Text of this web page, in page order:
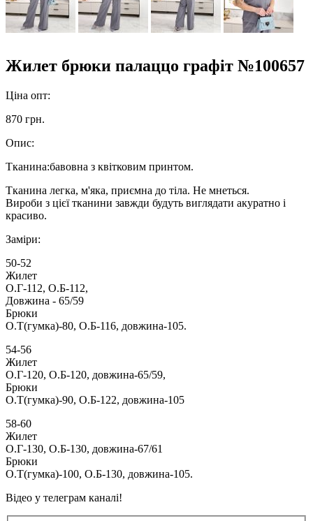
Жилет брюки палаццо графіт №100657
Ціна опт:
870 грн.
Опис:
Тканина:бавовна з квітковим принтом.
Тканина легка, м'яка, приємна до тіла. Не мнеться.
Вироби з цієї тканини завжди будуть виглядати акуратно і
красиво.
Заміри:
50-52
Жилет
О.Г-112, О.Б-112,
Довжина - 65/59
Брюки
О.Т(гумка)-80, О.Б-116, довжина-105.
54-56
Жилет
О.Г-120, О.Б-120, довжина-65/59,
Брюки
О.Т(гумка)-90, О.Б-122, довжина-105
58-60
Жилет
О.Г-130, О.Б-130, довжина-67/61
Брюки
О.Т(гумка)-100, О.Б-130, довжина-105.
Відео у телеграм каналі!